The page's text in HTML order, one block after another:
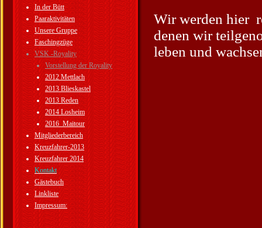
In der Bütt
Paaraktivitäten
Unsere Gruppe
Faschingzüge
VSK -Royality
Vorstellung der Royality
2012 Mettlach
2013 Blieskastel
2013 Reden
2014 Losheim
2016_Maitour
Mitgliederbereich
Kreuzfahrer-2013
Kreuzfahrer 2014
Kontakt
Gästebuch
Linkliste
Impressum:
Wir werden hier
denen wir
leben und